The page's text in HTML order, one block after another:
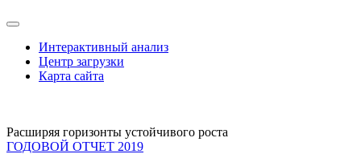
Интерактивный анализ
Центр загрузки
Карта сайта
Расширяя горизонты устойчивого роста
ГОДОВОЙ ОТЧЕТ 2019